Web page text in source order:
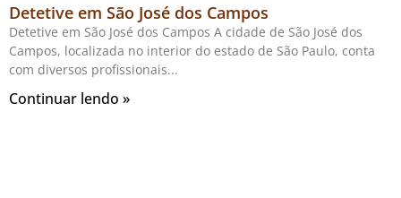
Detetive em São José dos Campos
Detetive em São José dos Campos A cidade de São José dos
Campos, localizada no interior do estado de São Paulo, conta
com diversos profissionais
Continuar lendo »